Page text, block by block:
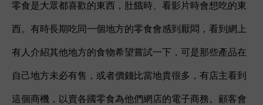
零食是大眾都喜歡的東西，肚餓時、看影片時會想吃的東
西。有時長期吃同一個地方的零食會感到厭悶，看到網上
有人介紹其他地方的食物希望嘗試一下，可是那些產品在
自己地方未必有售，或者價錢比當地貴很多，有店主看到
這個商機，以賣各國零食為他們網店的電子商務。顧客會